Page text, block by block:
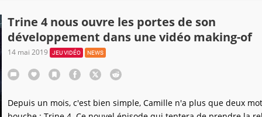
Trine 4 nous ouvre les portes de son
développement dans une vidéo making-of
14 mai 2019 JEU VIDÉO NEWS
Depuis un mois, c'est bien simple, Camille n'a plus que deux